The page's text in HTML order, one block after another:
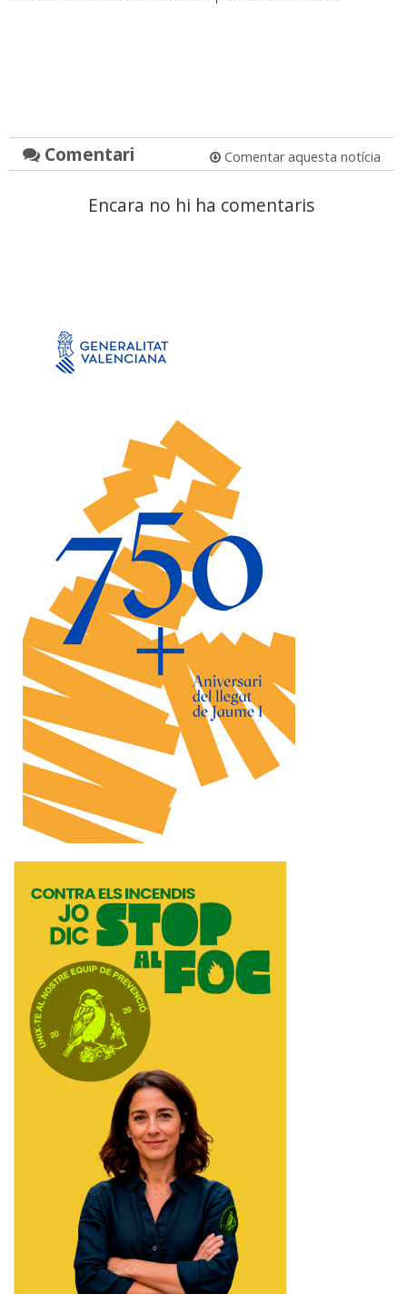
Comentari Comentar aquesta notícia
Encara no hi ha comentaris